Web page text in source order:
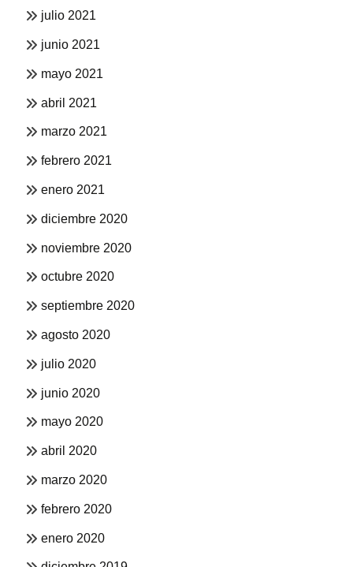
julio 2021
junio 2021
mayo 2021
abril 2021
marzo 2021
febrero 2021
enero 2021
diciembre 2020
noviembre 2020
octubre 2020
septiembre 2020
agosto 2020
julio 2020
junio 2020
mayo 2020
abril 2020
marzo 2020
febrero 2020
enero 2020